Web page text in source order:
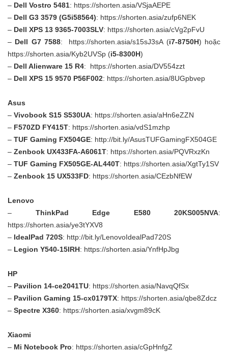
– Dell Vostro 5481: https://shorten.asia/VSjaAEPE
– Dell G3 3579 (G5i58564): https://shorten.asia/zufp6NEK
– Dell XPS 13 9365-7003SLV: https://shorten.asia/cVg2pFvU
– Dell G7 7588: https://shorten.asia/s15sJ3sA(i7-8750H) hoặc
https://shorten.asia/Kyb2UVSp (i5-8300H)
– Dell Alienware 15 R4: https://shorten.asia/DV554zzt
– Dell XPS 15 9570 P56F002: https://shorten.asia/8UGpbvep
Asus
– Vivobook S15 S530UA: https://shorten.asia/aHn6eZZN
– F570ZD FY415T: https://shorten.asia/vdS1mzhp
– TUF Gaming FX504GE: http://bit.ly/AsusTUFGamingFX504GE
– Zenbook UX433FA-A6061T: https://shorten.asia/PQVRxzKn
– TUF Gaming FX505GE-AL440T: https://shorten.asia/XgtTy1SV
– Zenbook 15 UX533FD: https://shorten.asia/CEzbNfEW
Lenovo
– ThinkPad Edge E580 20KS005NVA:
https://shorten.asia/ye3tYXV8
– IdealPad 720S: http://bit.ly/LenovoIdealPad720S
– Legion Y540-15IRH: https://shorten.asia/YnfHpJbg
HP
– Pavilion 14-ce2041TU: https://shorten.asia/NavqQfSx
– Pavilion Gaming 15-cx0179TX: https://shorten.asia/qbe8Zdcz
– Spectre X360: https://shorten.asia/xvgm89cK
Xiaomi
– Mi Notebook Pro: https://shorten.asia/cGpHnfgZ